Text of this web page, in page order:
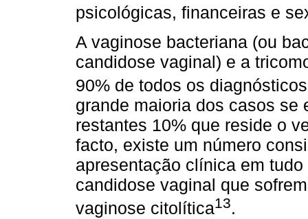
psicológicas, financeiras e
A vaginose bacteriana (ou
candidose vaginal) e a
90% de todos os
grande maioria dos casos se
restantes 10% que reside o
facto, existe um número
apresentação clínica em
candidose vaginal que
vaginose citolítica13.